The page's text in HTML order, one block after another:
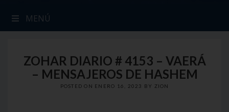
MENÚ
ZOHAR DIARIO # 4153 – VAERÁ
– MENSAJEROS DE HASHEM
POSTED ON ENERO 16, 2023 BY ZION